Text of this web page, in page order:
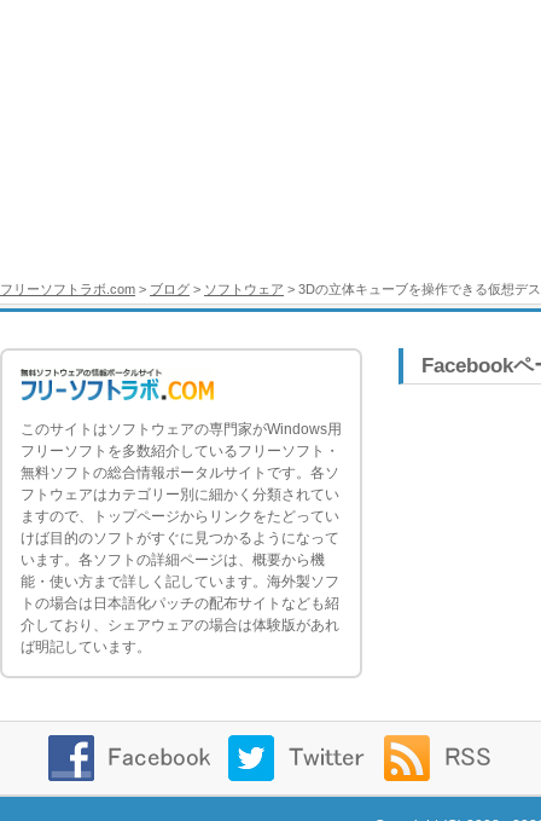
フリーソフトラボ.com > ブログ > ソフトウェア > 3Dの立体キューブを操作できる仮想デ
このサイトはソフトウェアの専門家がWindows用
フリーソフトを多数紹介しているフリーソフト・
無料ソフトの総合情報ポータルサイトです。各ソ
フトウェアはカテゴリー別に細かく分類されてい
ますので、トップページからリンクをたどってい
けば目的のソフトがすぐに見つかるようになって
います。各ソフトの詳細ページは、概要から機
能・使い方まで詳しく記しています。海外製ソフ
トの場合は日本語化パッチの配布サイトなども紹
介しており、シェアウェアの場合は体験版があれ
ば明記しています。
Facebookペ